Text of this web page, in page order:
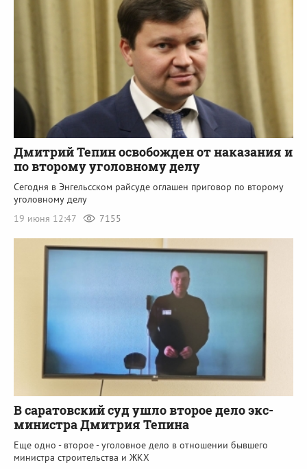
Дмитрий Тепин освобожден от наказания и
по второму уголовному делу
Сегодня в Энгельсском райсуде оглашен приговор по второму
уголовному делу
19 июня 12:47
7155
В саратовский суд ушло второе дело экс-
министра Дмитрия Тепина
Еще одно - второе - уголовное дело в отношении бывшего
министра строительства и ЖКХ